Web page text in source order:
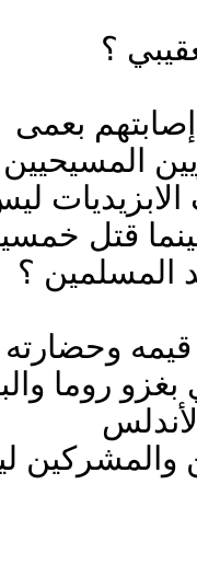
؟
بعمى
المسيحيين
قتل
المسلمين ؟
وحضارته
بغزو روما
والمشركين